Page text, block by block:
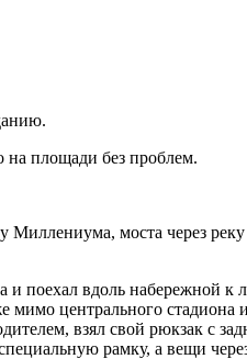
на площади без проблем.
моста через
поехал вдоль набережной
центрального
взял свой рюкзак с
рамку, а вещи